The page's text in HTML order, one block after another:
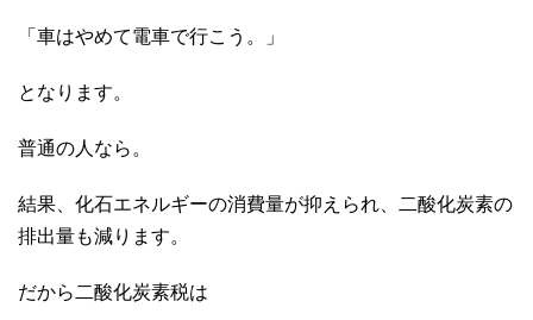
「車はやめて電車で行こう。」
となります。
普通の人なら。
結果、化石エネルギーの消費量が抑えられ、二酸化炭素の
排出量も減ります。
だから二酸化炭素税は